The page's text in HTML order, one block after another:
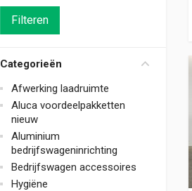
Filteren
Categorieën
Afwerking laadruimte
Aluca voordeelpakketten
nieuw
Aluminium
bedrijfswageninrichting
Bedrijfswagen accessoires
Hygiëne